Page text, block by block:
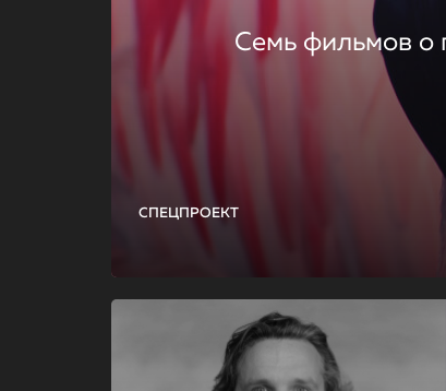
СПЕЦПРОЕКТ
Семь фильмов о